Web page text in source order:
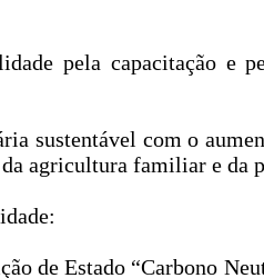
pela capacitação e
sustentável com o
agricultura familiar e da
de Estado “Carbono